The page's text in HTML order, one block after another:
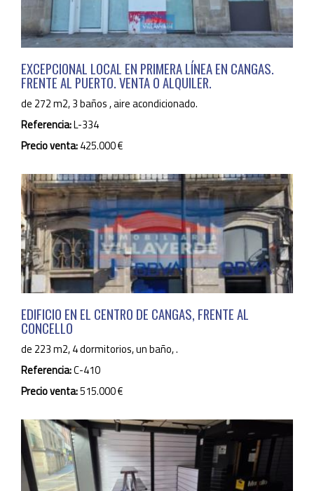
EXCEPCIONAL LOCAL EN PRIMERA LÍNEA EN CANGAS.
FRENTE AL PUERTO. VENTA O ALQUILER.
de 272 m2, 3 baños , aire acondicionado.
Referencia:L-334
Precio venta:425.000 €
EDIFICIO EN EL CENTRO DE CANGAS, FRENTE AL
CONCELLO
de 223 m2, 4 dormitorios, un baño, .
Referencia:C-410
Precio venta:515.000 €